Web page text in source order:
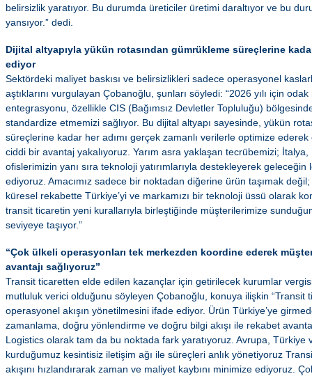
belirsizlik yaratıyor. Bu durumda üreticiler üretimi daraltıyor ve bu
yansıyor.” dedi.
Dijital altyapıyla yükün rotasından gümrükleme süreçlerine
ediyor
Sektördeki maliyet baskısı ve belirsizlikleri sadece operasyonel
aştıklarını vurgulayan Çobanoğlu, şunları söyledi: “2026 yılı için odak
entegrasyonu, özellikle CIS (Bağımsız Devletler Topluluğu)
standardize etmemizi sağlıyor. Bu dijital altyapı sayesinde, yükün
süreçlerine kadar her adımı gerçek zamanlı verilerle optimize
ciddi bir avantaj yakalıyoruz. Yarım asra yaklaşan tecrübemizi;
ofislerimizin yanı sıra teknoloji yatırımlarıyla destekleyerek
ediyoruz. Amacımız sadece bir noktadan diğerine ürün taşımak
küresel rekabette Türkiye’yi ve markamızı bir teknoloji üssü olarak
transit ticaretin yeni kurallarıyla birleştiğinde müşterilerimize
seviyeye taşıyor.”
“Çok ülkeli operasyonları tek merkezden koordine ederek
avantajı sağlıyoruz”
Transit ticaretten elde edilen kazançlar için getirilecek kurumlar
mutluluk verici olduğunu söyleyen Çobanoğlu, konuya ilişkin “Transit
operasyonel akışın yönetilmesini ifade ediyor. Ürün Türkiye’ye
zamanlama, doğru yönlendirme ve doğru bilgi akışı ile rekabet
Logistics olarak tam da bu noktada fark yaratıyoruz. Avrupa, Türkiye
kurduğumuz kesintisiz iletişim ağı ile süreçleri anlık yönetiyoruz
akışını hızlandırarak zaman ve maliyet kaybını minimize ediyoruz.